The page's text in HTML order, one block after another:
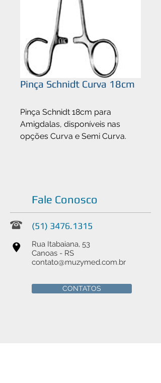
Pinça Schnidt Curva 18cm
Pinça Schnidt 18cm para
Amigdalas, disponíveis nas
opções Curva e Semi Curva.
Fale Conosco
(51) 3476.1315
Rua Itabaiana, 53
Canoas - RS
contato@muzymed.com.br
CONTATOS